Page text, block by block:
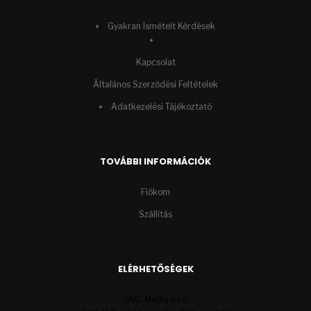
Gyakran Ismételt Kérdések
Kapcsolat
Általános Szerződési Feltételek
Adatkezelési Tájékoztató
TOVÁBBI INFORMÁCIÓK
Fiókom
Szállítás
ELÉRHETŐSÉGEK